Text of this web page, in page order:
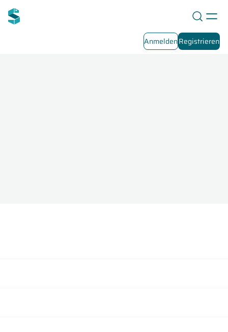
AnmeldenRegistrieren